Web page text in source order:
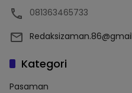
081363465733
Kategori
Pasaman